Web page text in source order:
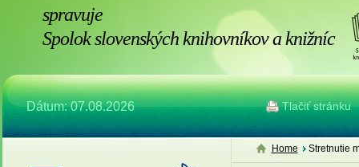
spravuje
Spolok slovenských knihovníkov a knižníc
Dátum: 07.08.2026 Tlačiť stránku
Home Stretnutie